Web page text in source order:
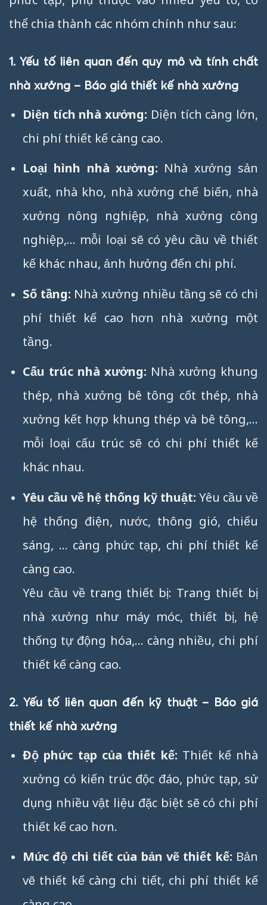
thể chia thành các nhóm chính như sau:
1. Yếu tố liên quan đến quy mô và tính chất
nhà xưởng – Báo giá thiết kế nhà xưởng
Diện tích nhà xưởng: Diện tích càng lớn,
chi phí thiết kế càng cao.
Loại hình nhà xưởng: Nhà xưởng sản
xuất, nhà kho, nhà xưởng chế biến, nhà
xưởng nông nghiệp, nhà xưởng công
nghiệp,… mỗi loại sẽ có yêu cầu về thiết
kế khác nhau, ảnh hưởng đến chi phí.
Số tầng: Nhà xưởng nhiều tầng sẽ có chi
phí thiết kế cao hơn nhà xưởng một
tầng.
Cấu trúc nhà xưởng: Nhà xưởng khung
thép, nhà xưởng bê tông cốt thép, nhà
xưởng kết hợp khung thép và bê tông,…
mỗi loại cấu trúc sẽ có chi phí thiết kế
khác nhau.
Yêu cầu về hệ thống kỹ thuật: Yêu cầu về
hệ thống điện, nước, thông gió, chiếu
sáng, … càng phức tạp, chi phí thiết kế
càng cao.
Yêu cầu về trang thiết bị: Trang thiết bị
nhà xưởng như máy móc, thiết bị, hệ
thống tự động hóa,… càng nhiều, chi phí
thiết kế càng cao.
2. Yếu tố liên quan đến kỹ thuật – Báo giá
thiết kế nhà xưởng
Độ phức tạp của thiết kế: Thiết kế nhà
xưởng có kiến trúc độc đáo, phức tạp, sử
dụng nhiều vật liệu đặc biệt sẽ có chi phí
thiết kế cao hơn.
Mức độ chi tiết của bản vẽ thiết kế: Bản
vẽ thiết kế càng chi tiết, chi phí thiết kế